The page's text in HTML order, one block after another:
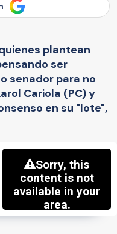
plantean
ser
senador para no
Cariola (PC) y
en su "lote",